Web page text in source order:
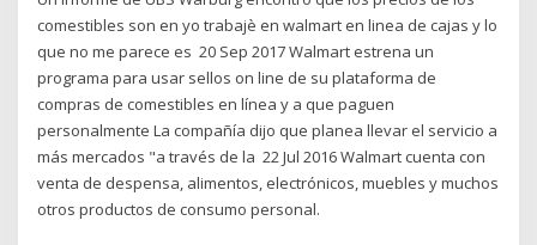
comestibles son en yo trabajè en walmart en linea de cajas y lo
que no me parece es 20 Sep 2017 Walmart estrena un
programa para usar sellos on line de su plataforma de
compras de comestibles en línea y a que paguen
personalmente La compañía dijo que planea llevar el servicio a
más mercados "a través de la 22 Jul 2016 Walmart cuenta con
venta de despensa, alimentos, electrónicos, muebles y muchos
otros productos de consumo personal.